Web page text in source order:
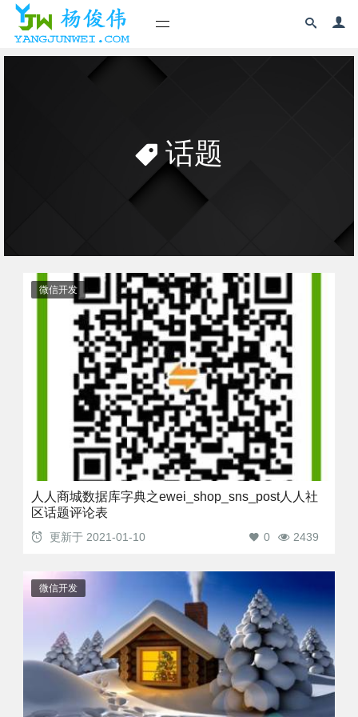
话题
微信开发
人人商城数据库字典之ewei_shop_sns_post人人社
区话题评论表
更新于 2021-01-10 2439
0
微信开发